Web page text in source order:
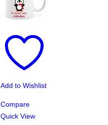
Add to Wishlist
Compare
Quick View